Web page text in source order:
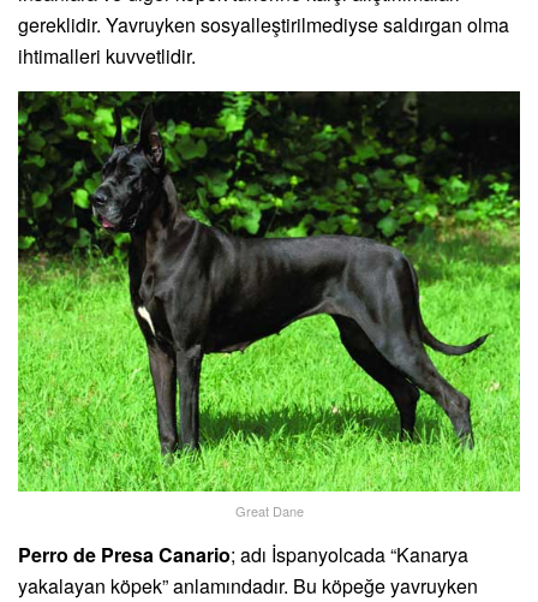
gereklidir. Yavruyken sosyalleştirilmediyse saldırgan olma
ihtimalleri kuvvetlidir.
Great Dane
Perro de Presa Canario; adı İspanyolcada “Kanarya
yakalayan köpek” anlamındadır. Bu köpeğe yavruyken